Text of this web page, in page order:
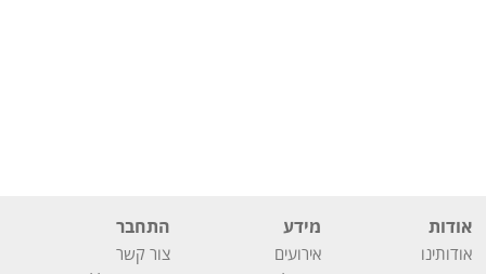
אודות
אודותינו
מידע
אירועים
התחבר
צור קשר